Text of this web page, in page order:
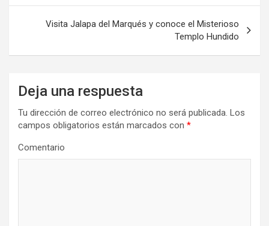
Visita Jalapa del Marqués y conoce el Misterioso
Templo Hundido
Deja una respuesta
Tu dirección de correo electrónico no será publicada. Los
campos obligatorios están marcados con *
Comentario